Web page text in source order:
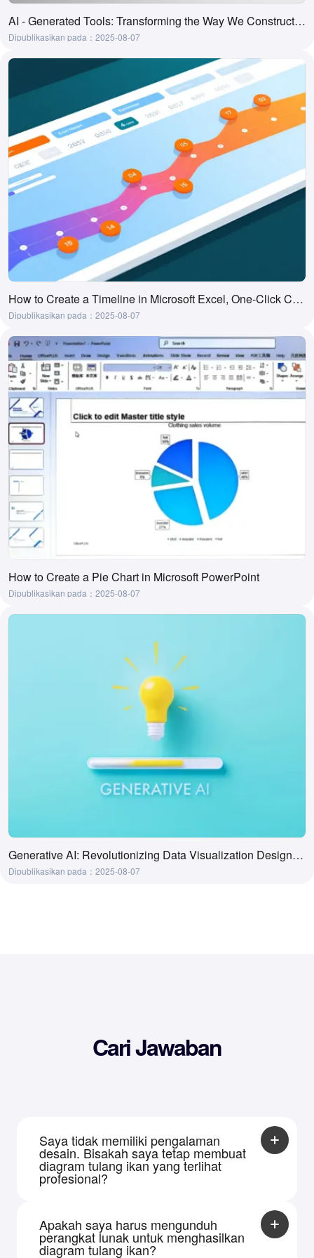
AI - Generated Tools: Transforming the Way We Construct and Comprehend Ladder Diagrams
Dipublikasikan pada：2025-08-07
How to Create a Timeline in Microsoft Excel, One-Click Creation Tool
Dipublikasikan pada：2025-08-07
How to Create a Pie Chart in Microsoft PowerPoint
Dipublikasikan pada：2025-08-07
Generative AI: Revolutionizing Data Visualization Design Processes
Dipublikasikan pada：2025-08-07
Cari Jawaban
Saya tidak memiliki pengalaman
desain. Bisakah saya tetap membuat
diagram tulang ikan yang terlihat
profesional?
teks Anda, dan Anda akan mendapatkan
diagram tulang ikan yang jelas dan profesional.
Apakah saya harus mengunduh
perangkat lunak untuk menghasilkan
diagram tulang ikan?